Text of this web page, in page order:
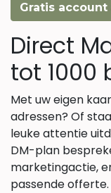
Gratis account
Direct
tot 1000
Met uw eigen
adressen? Of
leuke attentie
DM-plan
marketingactie,
passende offerte.